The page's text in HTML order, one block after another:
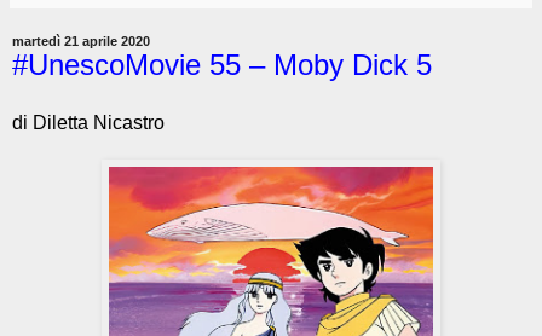
martedì 21 aprile 2020
#UnescoMovie 55 – Moby Dick 5
di Diletta Nicastro